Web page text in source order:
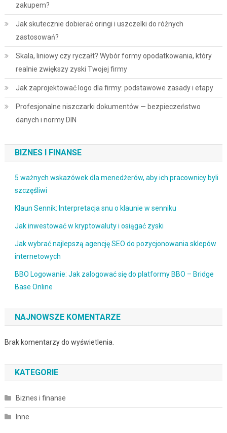
zakupem?
Jak skutecznie dobierać oringi i uszczelki do różnych
zastosowań?
Skala, liniowy czy ryczałt? Wybór formy opodatkowania, który
realnie zwiększy zyski Twojej firmy
Jak zaprojektować logo dla firmy: podstawowe zasady i etapy
Profesjonalne niszczarki dokumentów — bezpieczeństwo
danych i normy DIN
BIZNES I FINANSE
5 ważnych wskazówek dla menedżerów, aby ich pracownicy byli
szczęśliwi
Klaun Sennik: Interpretacja snu o klaunie w senniku
Jak inwestować w kryptowaluty i osiągać zyski
Jak wybrać najlepszą agencję SEO do pozycjonowania sklepów
internetowych
BBO Logowanie: Jak zalogować się do platformy BBO – Bridge
Base Online
NAJNOWSZE KOMENTARZE
Brak komentarzy do wyświetlenia.
KATEGORIE
Biznes i finanse
Inne